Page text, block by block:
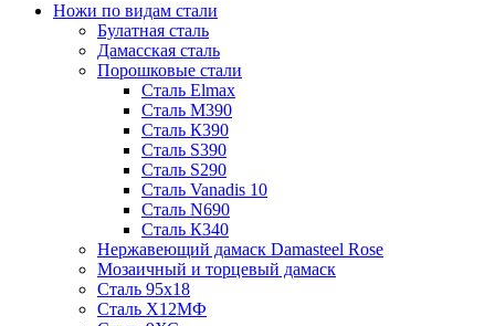
Ножи по видам стали
Булатная сталь
Дамасская сталь
Порошковые стали
Сталь Elmax
Сталь М390
Сталь К390
Сталь S390
Сталь S290
Сталь Vanadis 10
Сталь N690
Сталь К340
Нержавеющий дамаск Damasteel Rose
Мозаичный и торцевый дамаск
Сталь 95х18
Сталь Х12МФ